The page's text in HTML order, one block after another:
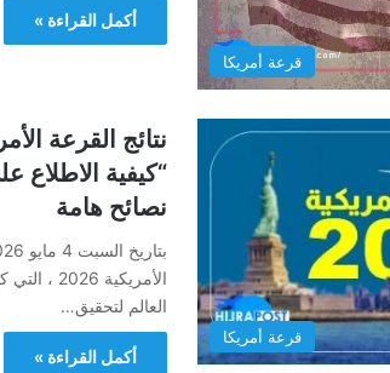
قرعة أمريكا
أكمل القراءة »
قرعة أمريكا
“كيفية الاطلاع
نصائح هامة
العالم لتحقيق…
أكمل القراءة »